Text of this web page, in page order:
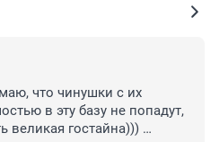
что чинушки с их
в эту базу не попадут,
великая гостайна)))